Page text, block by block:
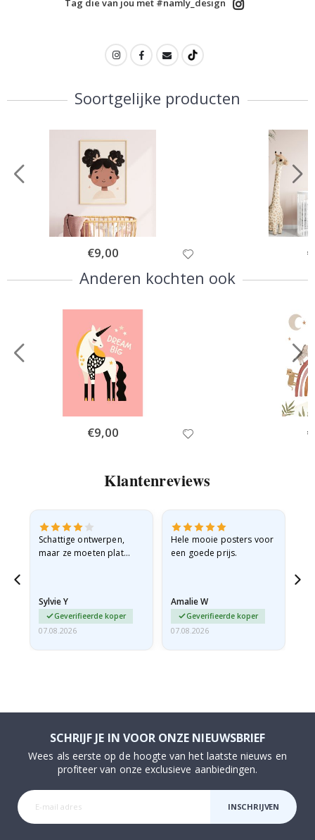
Tag die van jou met #namly_design
Soortgelijke producten
Special
Price
€9,00
Anderen kochten ook
Special
Price
€9,00
Klantenreviews
Schattige ontwerpen,
maar ze moeten plat
beetje…
Sylvie Y
Geverifieerde koper
07.08.2026
Hele mooie posters voor
een goede prijs.
Amalie W
Geverifieerde koper
07.08.2026
SCHRIJF JE IN VOOR ONZE NIEUWSBRIEF
Wees als eerste op de hoogte van het laatste nieuws en
profiteer van onze exclusieve aanbiedingen.
INSCHRIJVEN